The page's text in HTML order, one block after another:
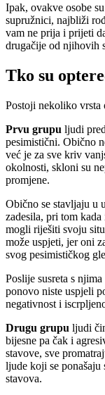
Ipak, ovakve osobe
supružnici, najbliži
vam ne prija i prijeti
drugačije od njihovih
Tko su
Postoji nekoliko vrsta
Prvu grupu ljudi
pesimistični. Obično
već je za sve kriv
okolnosti, skloni su
promjene.
Obično se stavljaju u
zadesila, pri tom
mogli riješiti svoju
može uspjeti, jer oni
svog pesimističkog
Poslije susreta s
ponovo niste uspjeli
negativnost i
Drugu grupu ljudi
bijesne pa čak i
stavove, sve
ljude koji se
stavova.